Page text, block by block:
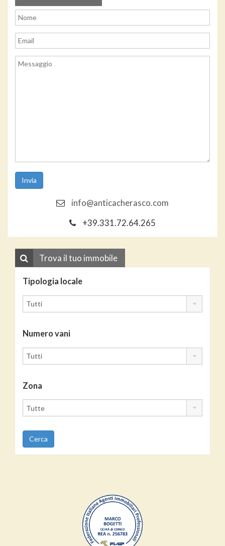
info@anticacherasco.com
+39.331.72.64.265
Trova il tuo immobile
Tipologia locale
Numero vani
Zona
Cerca